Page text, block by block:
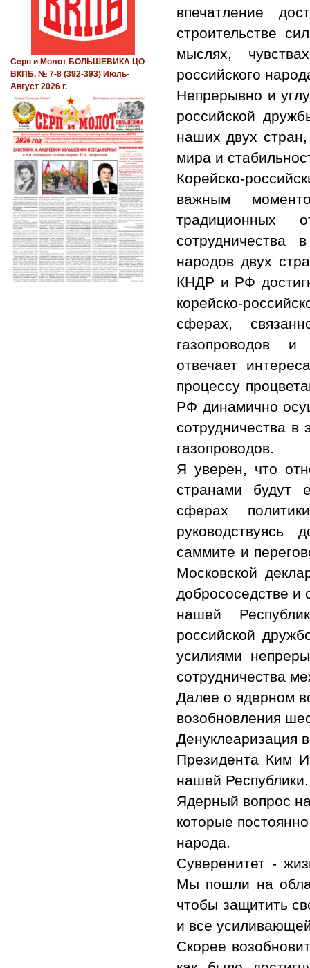
впечатление
строительстве
мыслях,
российского
Непрерывно и
российской
наших двух
мира и
Корейско-
важным
традиционных
сотрудничества
народов двух
КНДР и РФ
корейско-
сферах,
газопроводов и
отвечает
процессу
РФ динамично
сотрудничества в
газопроводов.
Я уверен, что
странами будут
сферах
руководствуясь
саммите и
Московской
добрососедстве и
нашей
российской
усилиями
сотрудничества
Далее о ядерном
возобновления
Денуклеаризация
Президента Ким
нашей Республики.
Ядерный вопрос
которые
народа.
Суверенитет -
Мы пошли на
чтобы защитить
и все
Скорее
Серп и Молот БОЛЬШЕВИКА ЦО
ВКПБ, № 7-8 (392-393) Июль-
Август 2026 г.